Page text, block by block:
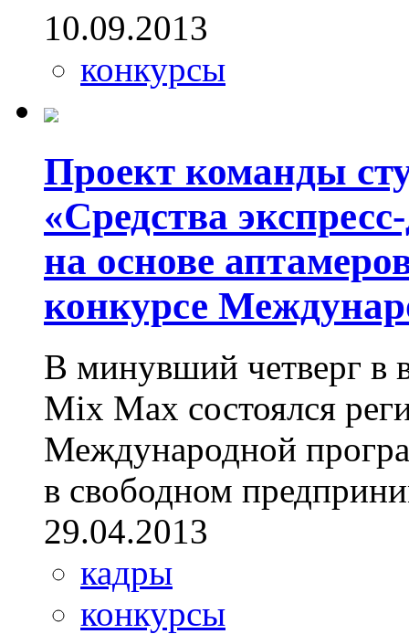
10.09.2013
конкурсы
Проект команды
«Средства
на основе
конкурсе
В минувший четверг в
Mix Max состоялся
Международной
в свободном
29.04.2013
кадры
конкурсы